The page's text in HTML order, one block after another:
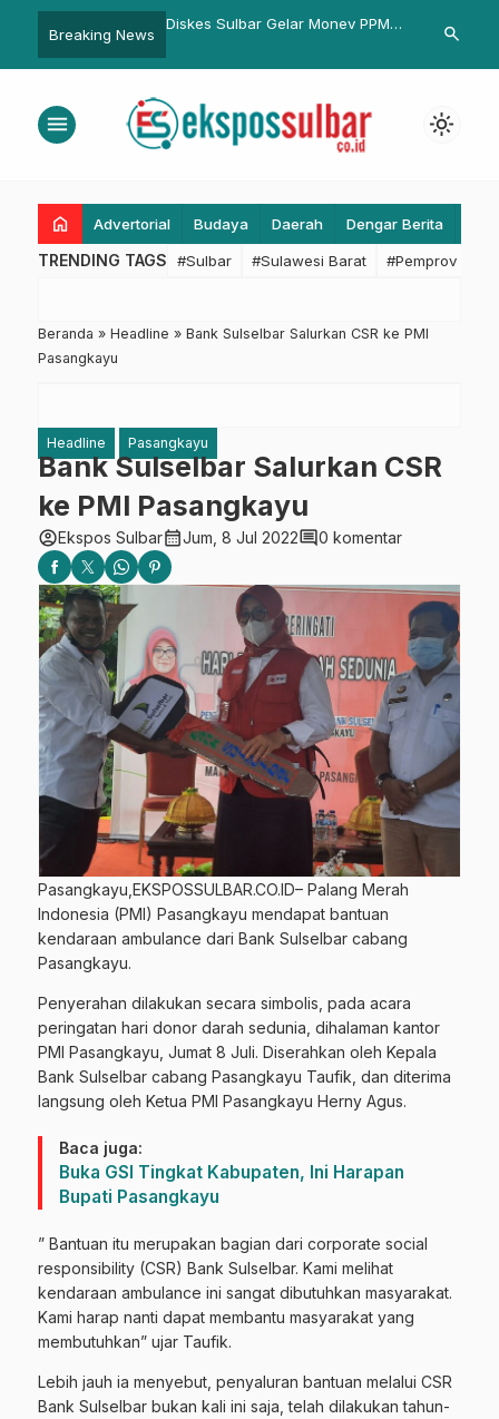
Breaking News
Sulbar Gelar Monev PPM
Tingkat Provinsi, Perkuat
Menuju Eliminasi TBC
Gubernur Suhardi Duka: Maulid
Agama dan Budaya Mandar
Publik
search
menu light_mode
home Advertorial Budaya Daerah Dengar Berita
TRENDING TAGS #Sulbar #Sulawesi Barat #Pemprov
Beranda » Headline » Bank Sulselbar Salurkan CSR ke PMI
Pasangkayu
Headline Pasangkayu
Bank Sulselbar Salurkan CSR
ke PMI Pasangkayu
account_circleEkspos Sulbarcalendar_monthJum, 8 Jul 2022comment0 komentar
Pasangkayu,EKSPOSSULBAR.CO.ID– Palang Merah
Indonesia (PMI) Pasangkayu mendapat bantuan
kendaraan ambulance dari Bank Sulselbar cabang
Pasangkayu.
Penyerahan dilakukan secara simbolis, pada acara
peringatan hari donor darah sedunia, dihalaman kantor
PMI Pasangkayu, Jumat 8 Juli. Diserahkan oleh Kepala
Bank Sulselbar cabang Pasangkayu Taufik, dan diterima
langsung oleh Ketua PMI Pasangkayu Herny Agus.
Baca juga:
Buka GSI Tingkat Kabupaten, Ini Harapan
Bupati Pasangkayu
” Bantuan itu merupakan bagian dari corporate social
responsibility (CSR) Bank Sulselbar. Kami melihat
kendaraan ambulance ini sangat dibutuhkan masyarakat.
Kami harap nanti dapat membantu masyarakat yang
membutuhkan” ujar Taufik.
Lebih jauh ia menyebut, penyaluran bantuan melalui CSR
Bank Sulselbar bukan kali ini saja, telah dilakukan tahun-